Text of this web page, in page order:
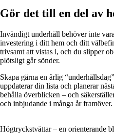
Gör det till en del av
Invändigt underhåll behöver inte
investering i ditt hem och ditt
trivsamt att vistas i, och du slipper
plötsligt går sönder.
Skapa gärna en årlig
uppdaterar din lista och planerar
behålla överblicken – och
och inbjudande i många år framöver.
Högtryckstvättar – en orienterande